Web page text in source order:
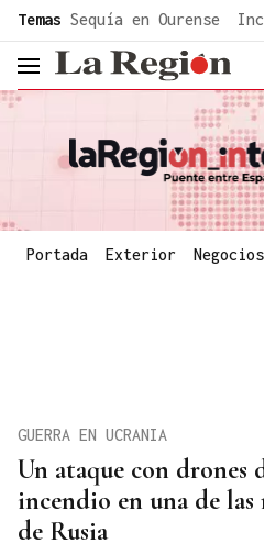
common.go-to-content
Temas Sequía en Ourense
header.menu.open
Portada Exterior Negocios
Un ataque con drones
incendio en una de las
de Rusia
GUERRA EN UCRANIA